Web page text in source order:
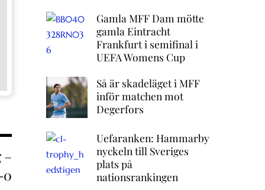
–
0
Gamla MFF Dam mötte
gamla Eintracht
Frankfurt i semifinal i
UEFA Womens Cup
Så är skadeläget i MFF
inför matchen mot
Degerfors
Uefaranken: Hammarby
nyckeln till Sveriges
plats på
nationsrankingen